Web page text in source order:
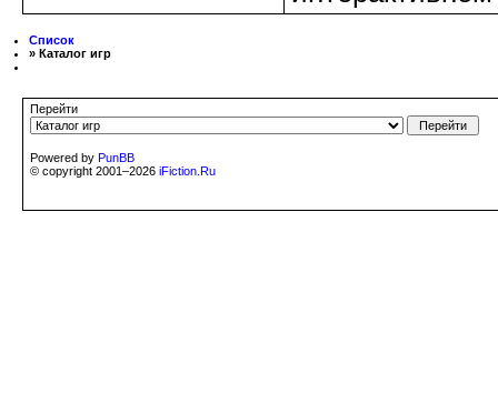
Список
» Каталог игр
Перейти
Powered by PunBB
© copyright 2001–2026 iFiction.Ru